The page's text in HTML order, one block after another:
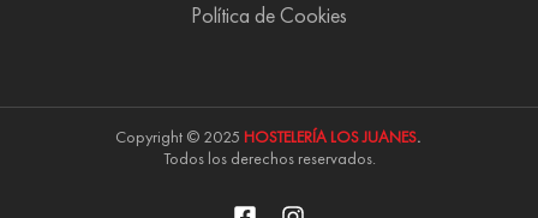
Política de Cookies
Copyright © 2025 HOSTELERÍA LOS JUANES.
Todos los derechos reservados.